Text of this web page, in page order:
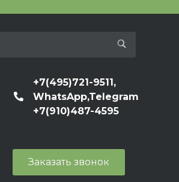
+7(495)721-9511,
WhatsApp,Telegram
+7(910)487-4595
Заказать звонок